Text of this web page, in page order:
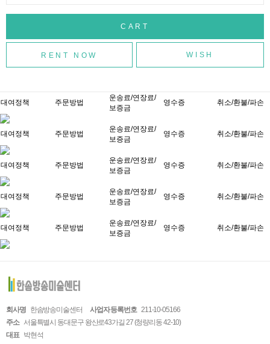
WISH
대여정책 주문방법
운송료/연장료/
보증금
영수증 취소/환불/파손
대여정책 주문방법
운송료/연장료/
보증금
영수증 취소/환불/파손
대여정책 주문방법
운송료/연장료/
보증금
영수증 취소/환불/파손
대여정책 주문방법
운송료/연장료/
보증금
영수증 취소/환불/파손
대여정책 주문방법
운송료/연장료/
보증금
영수증 취소/환불/파손
회사명 한솜방송미술센터 사업자 등록번호 211-10-05166
주소 서울특별시 동대문구 왕산로43가길 27 (청량리동 42-10)
대표 박현석